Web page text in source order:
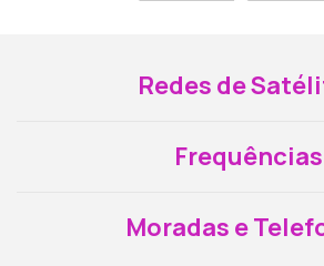
Redes de
Frequências
Moradas e